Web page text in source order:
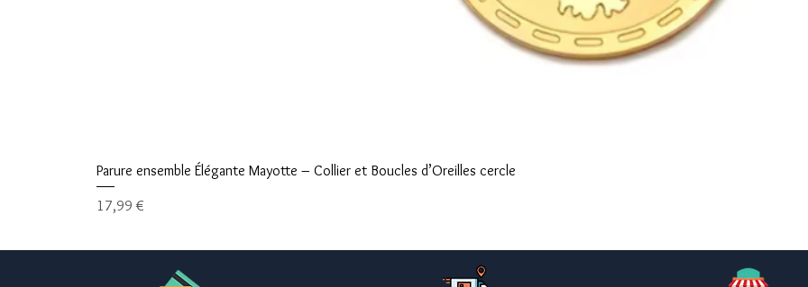
Parure ensemble Élégante Mayotte – Collier et Boucles d’Oreilles cercle
Prix
17,99 €